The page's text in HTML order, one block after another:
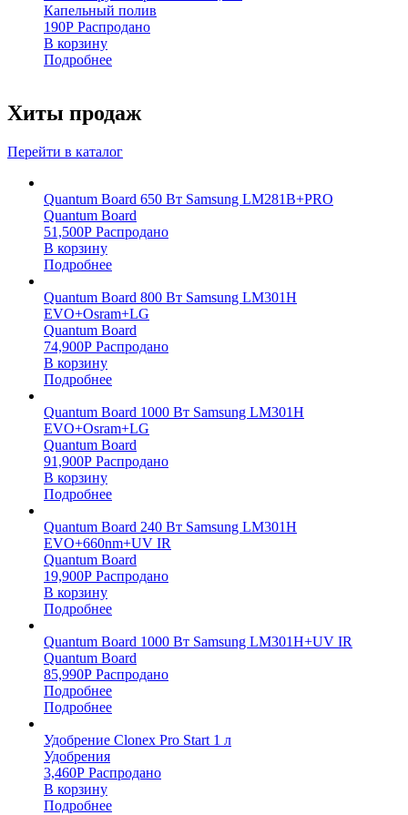
Капельный полив
190Р Распродано
В корзину
Подробнее
Хиты продаж
Перейти в каталог
Quantum Board 650 Вт Samsung LM281B+PRO
Quantum Board
51,500Р Распродано
В корзину
Подробнее
Quantum Board 800 Вт Samsung LM301H
EVO+Osram+LG
Quantum Board
74,900Р Распродано
В корзину
Подробнее
Quantum Board 1000 Вт Samsung LM301H
EVO+Osram+LG
Quantum Board
91,900Р Распродано
В корзину
Подробнее
Quantum Board 240 Вт Samsung LM301H
EVO+660nm+UV IR
Quantum Board
19,900Р Распродано
В корзину
Подробнее
Quantum Board 1000 Вт Samsung LM301H+UV IR
Quantum Board
85,990Р Распродано
Подробнее
Подробнее
Удобрение Clonex Pro Start 1 л
Удобрения
3,460Р Распродано
В корзину
Подробнее